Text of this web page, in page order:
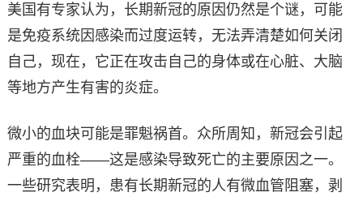
美国有专家认为，长期新冠的原因仍然是个谜，可能
是免疫系统因感染而过度运转，无法弄清楚如何关闭
自己，现在，它正在攻击自己的身体或在心脏、大脑
等地方产生有害的炎症。
微小的血块可能是罪魁祸首。众所周知，新冠会引起
严重的血栓——这是感染导致死亡的主要原因之一。
一些研究表明，患有长期新冠的人有微血管阻塞，剥